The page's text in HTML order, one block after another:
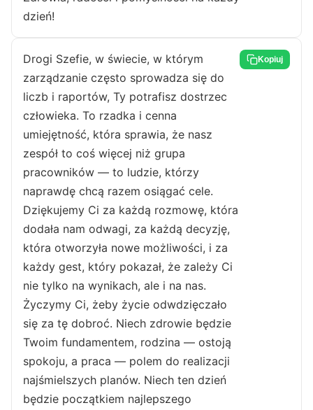
dzień!
Drogi Szefie, w świecie, w którym
zarządzanie często sprowadza się do
liczb i raportów, Ty potrafisz dostrzec
człowieka. To rzadka i cenna
umiejętność, która sprawia, że nasz
zespół to coś więcej niż grupa
pracowników — to ludzie, którzy
naprawdę chcą razem osiągać cele.
Dziękujemy Ci za każdą rozmowę, która
dodała nam odwagi, za każdą decyzję,
która otworzyła nowe możliwości, i za
każdy gest, który pokazał, że zależy Ci
nie tylko na wynikach, ale i na nas.
Życzymy Ci, żeby życie odwdzięczało
się za tę dobroć. Niech zdrowie będzie
Twoim fundamentem, rodzina — ostoją
spokoju, a praca — polem do realizacji
najśmielszych planów. Niech ten dzień
będzie początkiem najlepszego
Kopiuj